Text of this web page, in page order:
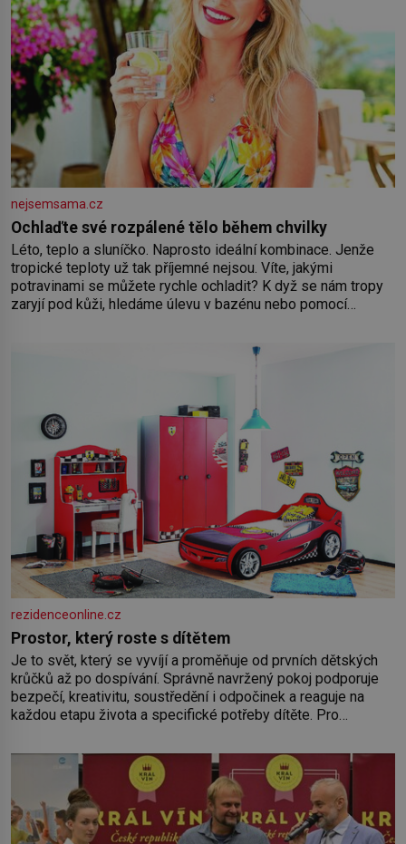
nejsemsama.cz
Ochlaďte své rozpálené tělo během chvilky
Léto, teplo a sluníčko. Naprosto ideální kombinace. Jenže
tropické teploty už tak příjemné nejsou. Víte, jakými
potravinami se můžete rychle ochladit? K dyž se nám tropy
zaryjí pod kůži, hledáme úlevu v bazénu nebo pomocí
rezidenceonline.cz
Prostor, který roste s dítětem
Je to svět, který se vyvíjí a proměňuje od prvních dětských
krůčků až po dospívání. Správně navržený pokoj podporuje
bezpečí, kreativitu, soustředění i odpočinek a reaguje na
každou etapu života a specifické potřeby dítěte. Pro
by pokoj miminka měl působit především klidně a útulně.
Předškolní věk je